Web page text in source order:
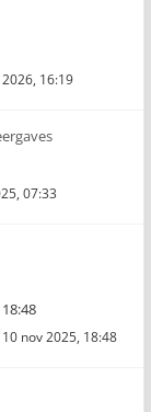
16:19
07:33
nov 2025, 18:48